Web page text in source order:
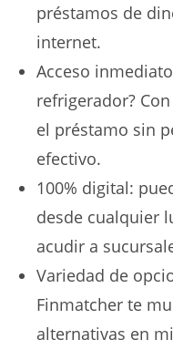
préstamos de
internet.
Acceso
refrigerador?
el préstamo sin
efectivo.
100% digital:
desde cualquier
acudir a
Variedad de
Finmatcher te
alternativas en